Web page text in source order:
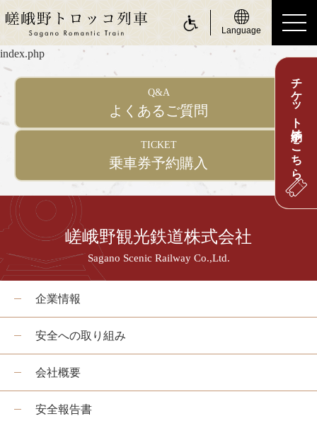
Language
ride a Sagano Romantic Train
運賃・乗車券のご案内
座席のご案内
お身体の不自由なお客さまへ
about Sagano Romantic Train
嵯峨野トロッコについて
嵯峨野トロッコ列車とは
季節ごとの楽しみ方
ツアー紹介
チケット予約はこちら
index.php
Q&A
よくあるご質問
TICKET
乗車券予約購入
嵯峨野観光鉄道株式会社
Sagano Scenic Railway Co.,Ltd.
企業情報
安全への取り組み
会社概要
安全報告書